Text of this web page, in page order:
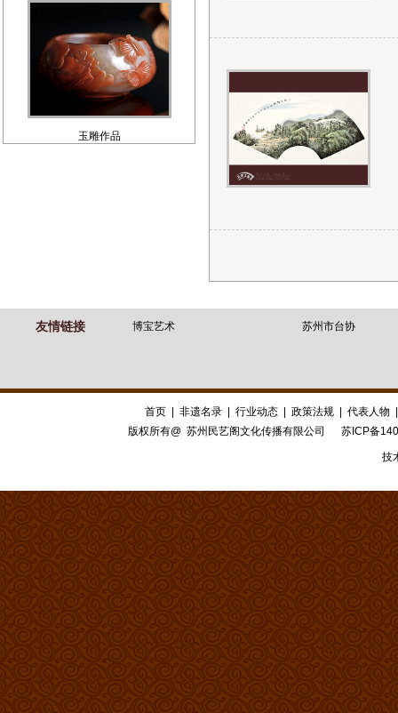
玉雕作品
友情链接 博宝艺术 苏州市台协
首页 非遗名录 行业动态 政策法规 代表人物
版权所有@ 苏州民艺阁文化传播有限公司 苏ICP备
技